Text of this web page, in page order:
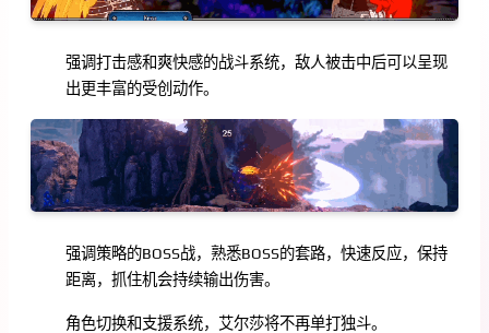
强调打击感和爽快感的战斗系统，敌人被击中后可以呈现
出更丰富的受创动作。
强调策略的BOSS战，熟悉BOSS的套路，快速反应，保持
距离，抓住机会持续输出伤害。
角色切换和支援系统，艾尔莎将不再单打独斗。